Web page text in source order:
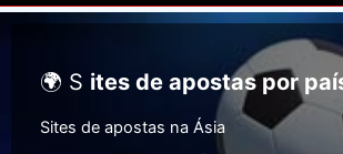
🌍 S ites de apostas por
Sites de apostas na Ásia